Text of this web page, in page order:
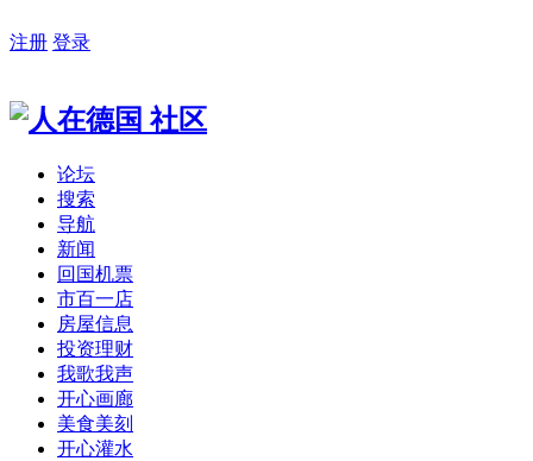
注册 登录
论坛
搜索
导航
新闻
回国机票
市百一店
房屋信息
投资理财
我歌我声
开心画廊
美食美刻
开心灌水